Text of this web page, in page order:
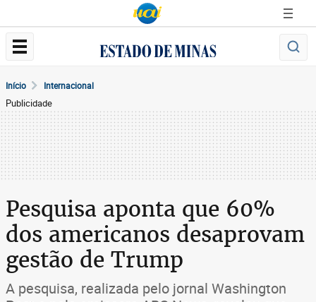
Início Internacional
Publicidade
Pesquisa aponta que 60%
dos americanos desaprovam
gestão de Trump
A pesquisa, realizada pelo jornal Washington